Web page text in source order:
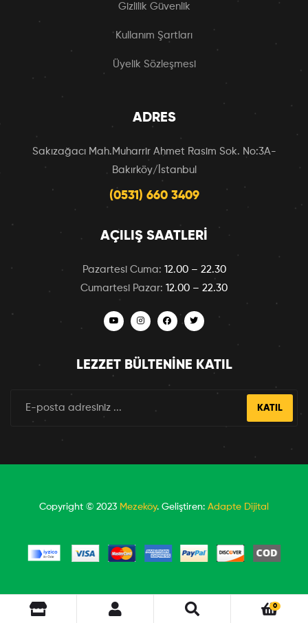
Gizlilik Güvenlik
Kullanım Şartları
Üyelik Sözleşmesi
ADRES
Sakızağacı Mah.Muharrir Ahmet Rasim Sok. No:3A-
Bakırköy/İstanbul
(0531) 660 3409
AÇILIŞ SAATLERI
Pazartesi Cuma: 12.00 – 22.30
Cumartesi Pazar: 12.00 – 22.30
LEZZET BÜLTENINE KATIL
KATIL
Copyright © 2023 Mezeköy. Geliştiren: Adapte Dijital
0